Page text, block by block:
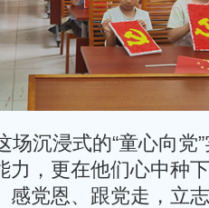
沉浸式的“童心向党
力，更在他们心中种
感党恩、跟党走，立